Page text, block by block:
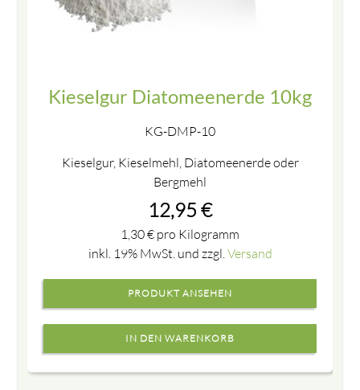
Kieselgur Diatomeenerde 10kg
KG-DMP-10
Kieselgur, Kieselmehl, Diatomeenerde oder
Bergmehl
12,95 €
1,30€ pro Kilogramm
inkl. 19% MwSt. und zzgl.Versand
PRODUKT ANSEHEN